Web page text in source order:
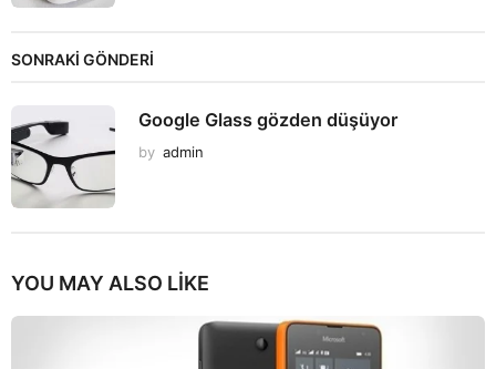
SONRAKİ GÖNDERİ
Google Glass gözden düşüyor
by admin
YOU MAY ALSO LIKE